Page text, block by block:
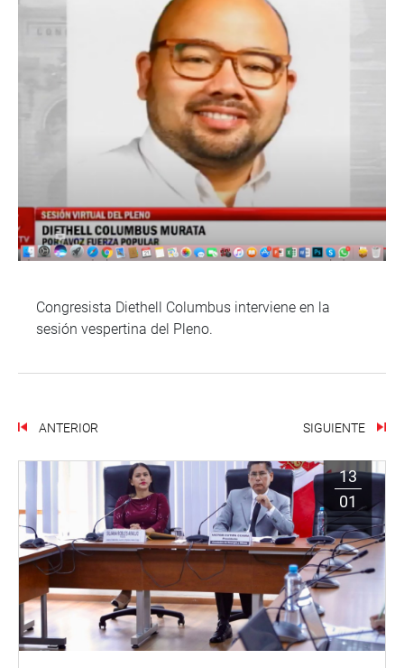
Congresista Diethell Columbus interviene en la
sesión vespertina del Pleno.
ANTERIOR SIGUIENTE
13
01